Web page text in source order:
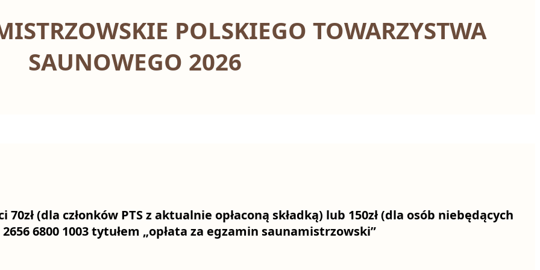
POLSKIEGO TOWARZYSTWA
SAUNOWEGO 2026
70zł(dla członków PTS z aktualnie opłaconą składką) lub 150zł(dla osób niebędących
2656 6800 1003 tytułem „opłata za egzamin saunamistrzowski”